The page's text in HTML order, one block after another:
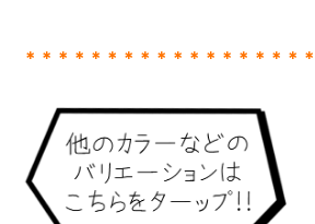
＊＊＊＊＊＊＊＊＊＊＊＊＊＊＊＊＊